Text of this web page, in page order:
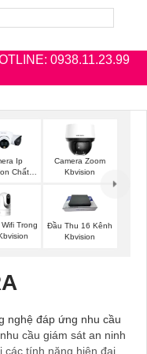
0938.11.23.99
Ip
Chất
Camera Zoom
Kbvision
Trong
Đầu Thu 16 Kênh
Kbvision
nghệ đáp ứng nhu cầu
cầu giám sát an ninh
các tính năng hiện đại